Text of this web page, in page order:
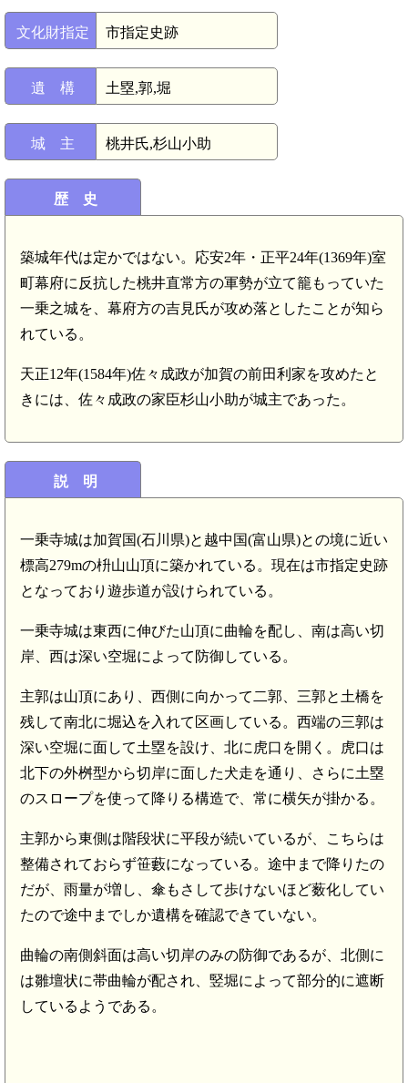
文化財指定 市指定史跡
遺 構 土塁,郭,堀
城 主 桃井氏,杉山小助
歴 史
築城年代は定かではない。応安2年・正平24年(1369年)室
町幕府に反抗した桃井直常方の軍勢が立て籠もっていた
一乗之城を、幕府方の吉見氏が攻め落としたことが知ら
れている。
天正12年(1584年)佐々成政が加賀の前田利家を攻めたと
きには、佐々成政の家臣杉山小助が城主であった。
説 明
一乗寺城は加賀国(石川県)と越中国(富山県)との境に近い
標高279mの枡山山頂に築かれている。現在は市指定史跡
となっており遊歩道が設けられている。
一乗寺城は東西に伸びた山頂に曲輪を配し、南は高い切
岸、西は深い空堀によって防御している。
主郭は山頂にあり、西側に向かって二郭、三郭と土橋を
残して南北に堀込を入れて区画している。西端の三郭は
深い空堀に面して土塁を設け、北に虎口を開く。虎口は
北下の外桝型から切岸に面した犬走を通り、さらに土塁
のスロープを使って降りる構造で、常に横矢が掛かる。
主郭から東側は階段状に平段が続いているが、こちらは
整備されておらず笹藪になっている。途中まで降りたの
だが、雨量が増し、傘もさして歩けないほど薮化してい
たので途中までしか遺構を確認できていない。
曲輪の南側斜面は高い切岸のみの防御であるが、北側に
は雛壇状に帯曲輪が配され、竪堀によって部分的に遮断
しているようである。